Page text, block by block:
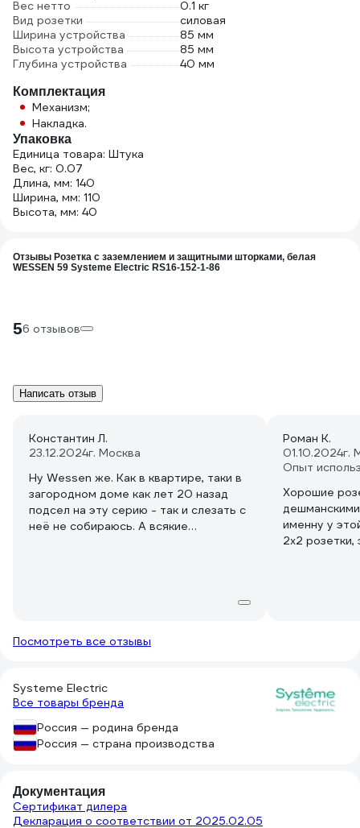
Вес нетто
0.1 кг
Вид розетки
силовая
Ширина устройства
85 мм
Высота устройства
85 мм
Глубина устройства
40 мм
Комплектация
Механизм;
Накладка.
Упаковка
Единица товара: Штука
Вес, кг: 0.07
Длина, мм: 140
Ширина, мм: 110
Высота, мм: 40
Отзывы Розетка с заземлением и защитными шторками, белая
WESSEN 59 Systeme Electric RS16-152-1-86
56 отзывов
Написать отзыв
Константин Л.
23.12.2024г. Москва
Ну Wessen же. Как в квартире, таки в
загородном доме как лет 20 назад
подсел на эту серию - так и слезать с
неё не собираюсь. А всякие
качественно подвкючил - и потом на
З.Ы. Н, понятно, что ес ть ещё и ABB и
высокой крыши зашкаливают. А тут
класснейшая и надёжнейшая (при
прямых руках) бюджетка.
Роман К.
01.10.2024г.
Опыт
Хорошие
именну у
2х2
Посмотреть все отзывы
Systeme Electric
Все товары бренда
Россия — родина бренда
Россия — страна производства
Документация
Сертификат дилера
Декларация о соответствии от 2025.02.05